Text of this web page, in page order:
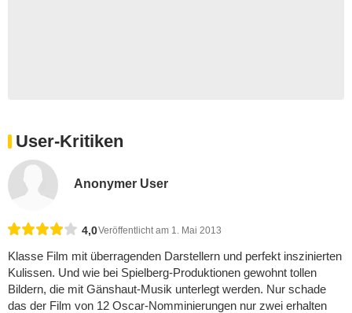
User-Kritiken
Anonymer User
4,0Veröffentlicht am 1. Mai 2013
Klasse Film mit überragenden Darstellern und perfekt inszinierten
Kulissen. Und wie bei Spielberg-Produktionen gewohnt tollen
Bildern, die mit Gänshaut-Musik unterlegt werden. Nur schade
das der Film von 12 Oscar-Nomminierungen nur zwei erhalten